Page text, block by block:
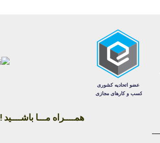
همــــراه مـــا باشــــید !